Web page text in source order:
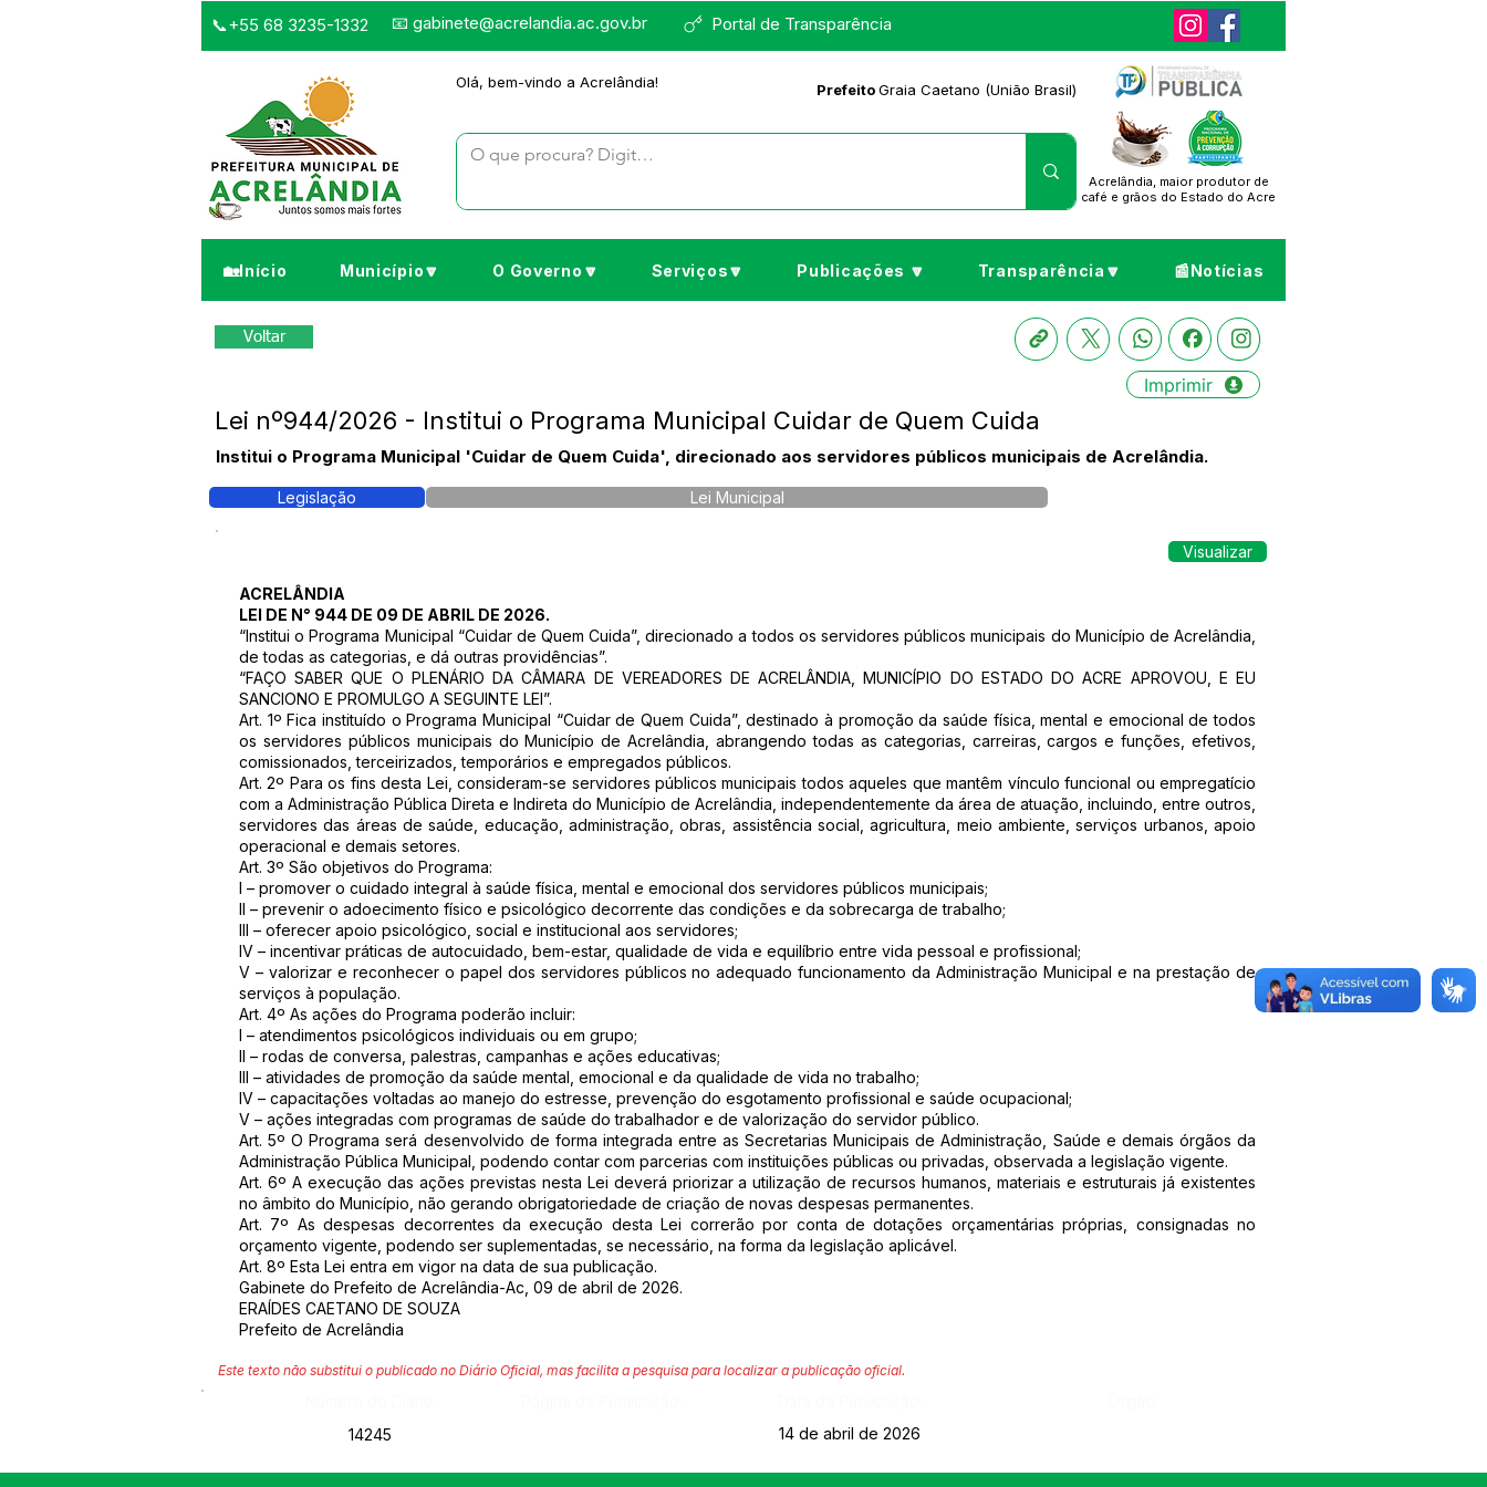
Portal de Transparência
📞+55 68 3235-1332 📧 gabinete@acrelandia.ac.gov.br
Olá, bem-vindo a Acrelândia! PrefeitoGraia Caetano (União Brasil)
Acrelândia, maior produtor de
café e grãos do Estado do Acre
🏡Início Município🔽 O Governo🔽 Serviços🔽 Publicações 🔽 Transparência🔽 📰Notícias
Voltar
Imprimir
Lei nº944/2026 - Institui o Programa Municipal Cuidar de Quem Cuida
Institui o Programa Municipal 'Cuidar de Quem Cuida', direcionado aos servidores públicos municipais de Acrelândia.
Legislação Lei Municipal
Visualizar
ACRELÂNDIA
LEI DE N° 944 DE 09 DE ABRIL DE 2026.
“Institui o Programa Municipal “Cuidar de Quem Cuida”, direcionado a todos os servidores públicos municipais do Município de Acrelândia,
de todas as categorias, e dá outras providências”.
“FAÇO SABER QUE O PLENÁRIO DA CÂMARA DE VEREADORES DE ACRELÂNDIA, MUNICÍPIO DO ESTADO DO ACRE APROVOU, E EU
SANCIONO E PROMULGO A SEGUINTE LEI”.
Art. 1º Fica instituído o Programa Municipal “Cuidar de Quem Cuida”, destinado à promoção da saúde física, mental e emocional de todos
os servidores públicos municipais do Município de Acrelândia, abrangendo todas as categorias, carreiras, cargos e funções, efetivos,
comissionados, terceirizados, temporários e empregados públicos.
Art. 2º Para os fins desta Lei, consideram-se servidores públicos municipais todos aqueles que mantêm vínculo funcional ou empregatício
com a Administração Pública Direta e Indireta do Município de Acrelândia, independentemente da área de atuação, incluindo, entre outros,
servidores das áreas de saúde, educação, administração, obras, assistência social, agricultura, meio ambiente, serviços urbanos, apoio
operacional e demais setores.
Art. 3º São objetivos do Programa:
I – promover o cuidado integral à saúde física, mental e emocional dos servidores públicos municipais;
II – prevenir o adoecimento físico e psicológico decorrente das condições e da sobrecarga de trabalho;
III – oferecer apoio psicológico, social e institucional aos servidores;
IV – incentivar práticas de autocuidado, bem-estar, qualidade de vida e equilíbrio entre vida pessoal e profissional;
V – valorizar e reconhecer o papel dos servidores públicos no adequado funcionamento da Administração Municipal e na prestação de
serviços à população.
Art. 4º As ações do Programa poderão incluir:
I – atendimentos psicológicos individuais ou em grupo;
II – rodas de conversa, palestras, campanhas e ações educativas;
III – atividades de promoção da saúde mental, emocional e da qualidade de vida no trabalho;
IV – capacitações voltadas ao manejo do estresse, prevenção do esgotamento profissional e saúde ocupacional;
V – ações integradas com programas de saúde do trabalhador e de valorização do servidor público.
Art. 5º O Programa será desenvolvido de forma integrada entre as Secretarias Municipais de Administração, Saúde e demais órgãos da
Administração Pública Municipal, podendo contar com parcerias com instituições públicas ou privadas, observada a legislação vigente.
Art. 6º A execução das ações previstas nesta Lei deverá priorizar a utilização de recursos humanos, materiais e estruturais já existentes
no âmbito do Município, não gerando obrigatoriedade de criação de novas despesas permanentes.
Art. 7º As despesas decorrentes da execução desta Lei correrão por conta de dotações orçamentárias próprias, consignadas no
orçamento vigente, podendo ser suplementadas, se necessário, na forma da legislação aplicável.
Art. 8º Esta Lei entra em vigor na data de sua publicação.
Gabinete do Prefeito de Acrelândia-Ac, 09 de abril de 2026.
ERAÍDES CAETANO DE SOUZA
Prefeito de Acrelândia
Este texto não substitui o publicado no Diário Oficial, mas facilita a pesquisa para localizar a publicação oficial.
14245
14 de abril de 2026